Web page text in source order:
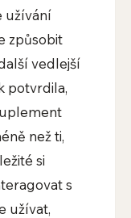
užívání
způsobit
vedlejší
potvrdila,
než ti,
si
s
užívat,